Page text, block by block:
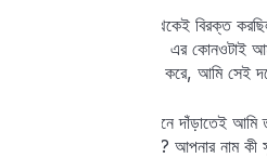
ফেরিওয়ালা অনেকক্ষণ থেকেই বিরক্ত
ইত্যাদি সব টুকিটাকি জিনিস। এর কোনওটাই
এমনিই জিনিসপত্র দরদাম করে, আমি
চতুর্থবার এসে আমার সামনে দাঁড়াতেই
একটা কথা জিগ্যেস করব? আপনার নাম কী